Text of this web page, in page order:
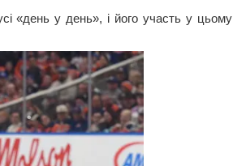
«день у день», і його участь у цьому